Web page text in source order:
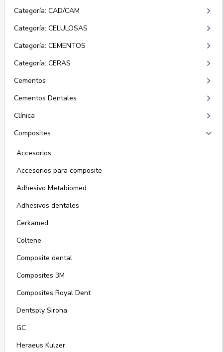
Categoría: CAD/CAM keyboard_arrow_right
Categoría: CELULOSAS keyboard_arrow_right
Categoría: CEMENTOS keyboard_arrow_right
Categoría: CERAS keyboard_arrow_right
Cementos keyboard_arrow_right
Cementos Dentales keyboard_arrow_right
Clínica keyboard_arrow_right
Composites keyboard_arrow_right
Accesorios
Accesorios para composite
Adhesivo Metabiomed
Adhesivos dentales
Cerkamed
Coltene
Composite dental
Composites 3M
Composites Royal Dent
Dentsply Sirona
GC
Heraeus Kulzer